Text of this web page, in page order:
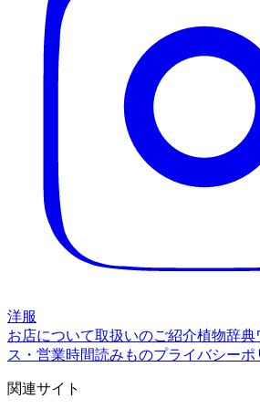
洋服
お店について取扱いのご紹介植物辞典
ス・営業時間読みものプライバシーポ
関連サイト